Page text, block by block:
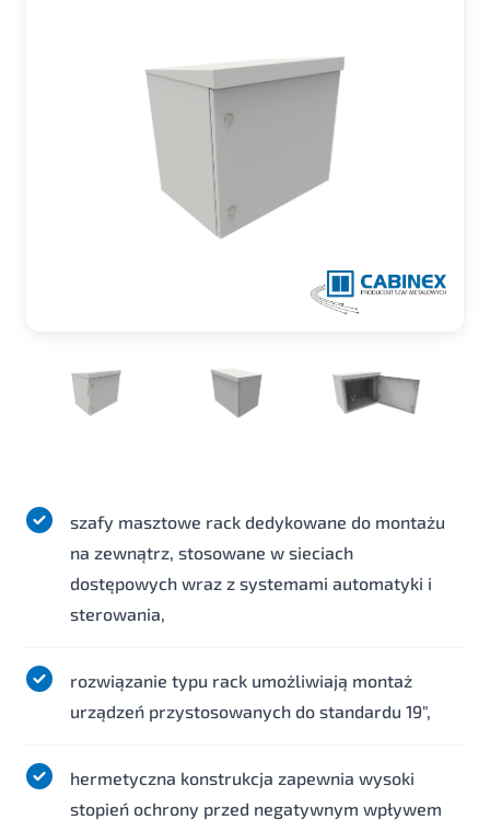
szafy masztowe rack dedykowane do montażu
na zewnątrz, stosowane w sieciach
dostępowych wraz z systemami automatyki i
sterowania,
rozwiązanie typu rack umożliwiają montaż
urządzeń przystosowanych do standardu 19",
hermetyczna konstrukcja zapewnia wysoki
stopień ochrony przed negatywnym wpływem